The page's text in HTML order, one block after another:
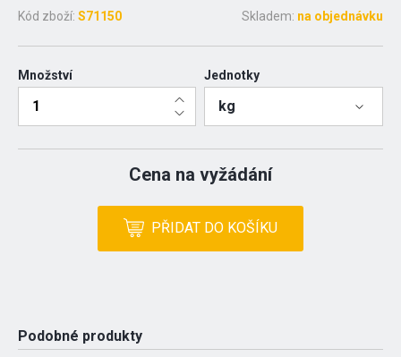
Kód zboží: S71150 Skladem: na objednávku
Množství Jednotky
kg
Cena na vyžádání
PŘIDAT DO KOŠÍKU
Podobné produkty